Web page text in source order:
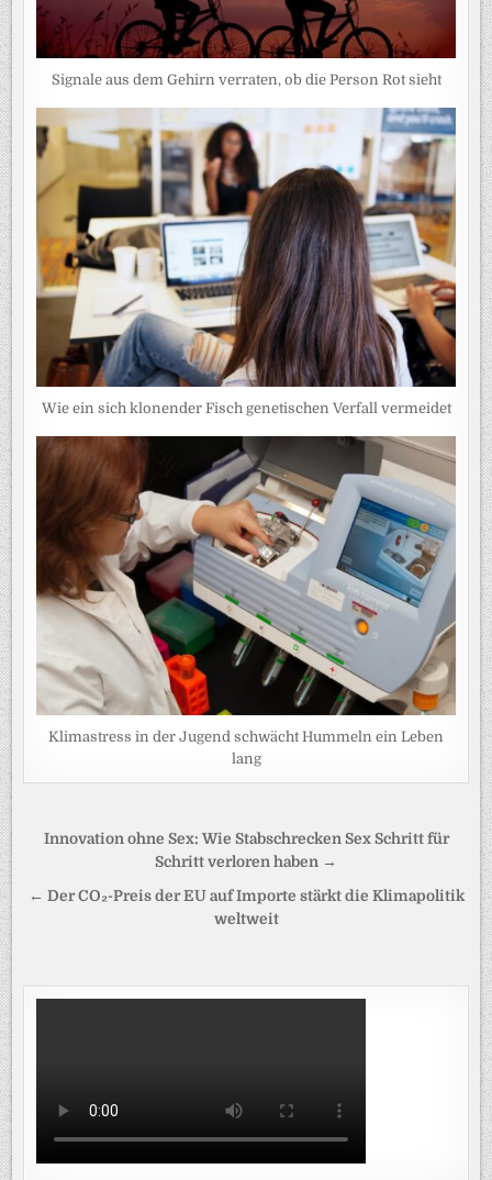
Signale aus dem Gehirn verraten, ob die Person Rot sieht
Wie ein sich klonender Fisch genetischen Verfall vermeidet
Klimastress in der Jugend schwächt Hummeln ein Leben
lang
Beitragsnavigation
Innovation ohne Sex: Wie Stabschrecken Sex Schritt für
Schritt verloren haben →
← Der CO₂-Preis der EU auf Importe stärkt die Klimapolitik
weltweit